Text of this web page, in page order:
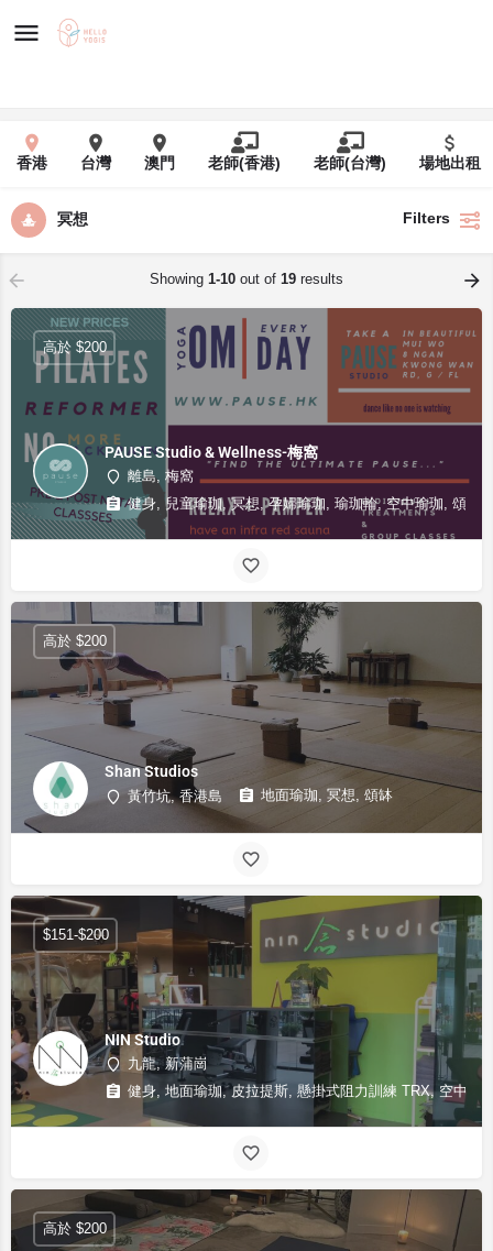
香港 台灣 澳門 老師(香港) 老師(台灣) 場地出租
冥想 Filters
Showing 1-10 out of 19 results
PAUSE Studio & Wellness-梅窩
離島, 梅窩
健身, 兒童瑜珈, 冥想, 孕婦瑜珈, 瑜珈輪, 空中瑜珈, 頌缽,
高於 $200
Shan Studios
黃竹坑, 香港島 地面瑜珈, 冥想, 頌缽
高於 $200
NIN Studio
九龍, 新蒲崗
健身, 地面瑜珈, 皮拉提斯, 懸掛式阻力訓練 TRX, 空中瑜
$151-$200
高於 $200